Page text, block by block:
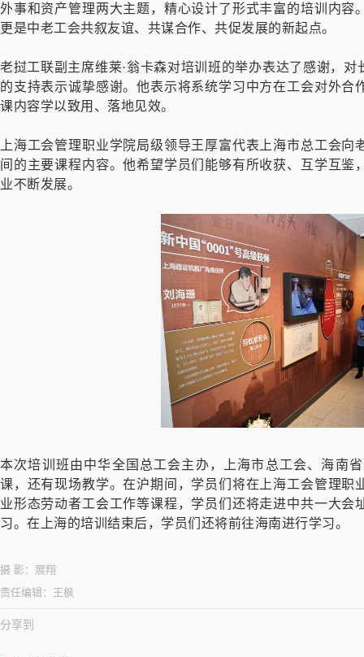
外事和资产管理两大主题，精心设计了形式丰富的培训内
更是中老工会共叙友谊、共谋合作、共促发展的新起点。
老挝工联副主席维莱·翁卡森对培训班的举办表达了感谢，
的支持表示诚挚感谢。他表示将系统学习中方在工会对外
课内容学以致用、落地见效。
上海工会管理职业学院局级领导王厚富代表上海市总工会
间的主要课程内容。他希望学员们能够有所收获、互学互
业不断发展。
本次培训班由中华全国总工会主办，上海市总工会、海南
课，还有现场教学。在沪期间，学员们将在上海工会管理
业形态劳动者工会工作等课程，学员们还将走进中共一大
习。在上海的培训结束后，学员们还将前往海南进行学习。
摄 影： 展翔
责任编辑： 王枫
分享到